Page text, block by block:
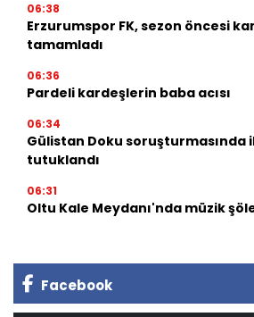
06:38
Erzurumspor FK, sezon öncesi
tamamladı
06:36
Pardeli kardeşlerin baba acısı
06:34
Gülistan Doku soruşturmasında
tutuklandı
06:31
Oltu Kale Meydanı'nda müzik
Facebook